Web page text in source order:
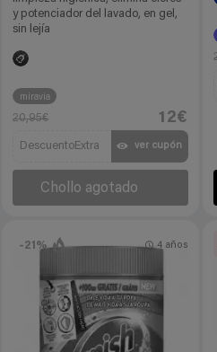
y potenciador del lavado, en gel,
sin lejía
miravia
20,95€ 12€
DescuentoExtra ver cupón
Chollo agotado
-21% 4 años